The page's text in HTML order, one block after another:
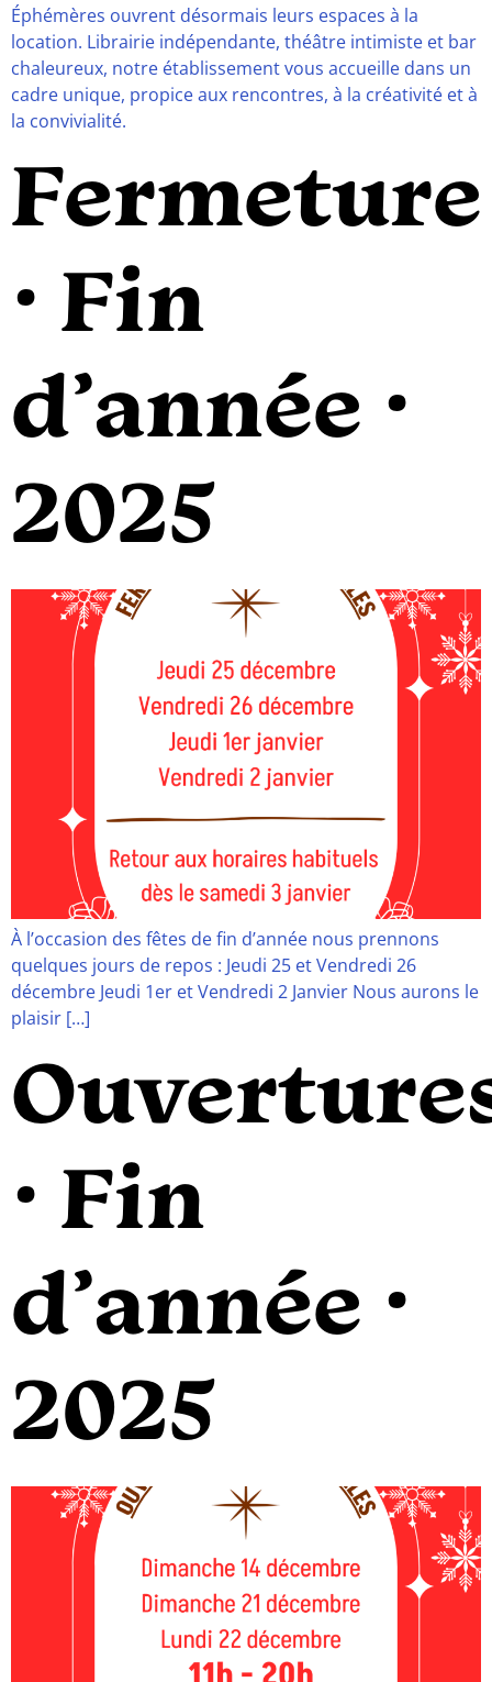
Éphémères ouvrent désormais leurs espaces à la
location. Librairie indépendante, théâtre intimiste et bar
chaleureux, notre établissement vous accueille dans un
cadre unique, propice aux rencontres, à la créativité et à
la convivialité.
Fermeture
· Fin
d’année ·
2025
À l’occasion des fêtes de fin d’année nous prennons
quelques jours de repos : Jeudi 25 et Vendredi 26
décembre Jeudi 1er et Vendredi 2 Janvier Nous aurons le
plaisir […]
· Fin
d’année ·
2025